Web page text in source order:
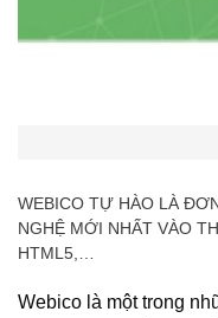
WEBICO TỰ HÀO LÀ
NGHỆ MỚI NHẤT VÀO
HTML5,…
Webico là một trong